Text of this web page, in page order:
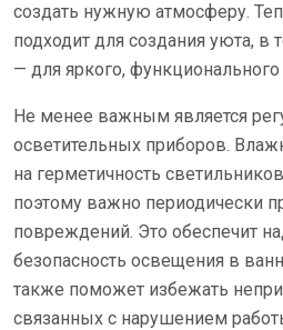
создать нужную атмосферу.
подходит для создания уюта, в
— для яркого,
Не менее важным является
осветительных приборов.
на герметичность
поэтому важно периодически
повреждений. Это обеспечит
безопасность освещения в
также поможет избежать
связанных с нарушением